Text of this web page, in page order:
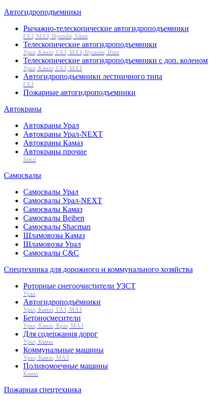
Автогидроподъемники
Рычажно-телескопические автогидроподъемники
ГАЗ, МАЗ, Hyundai, Silant
Телескопические автогидроподъемники
Урал, Камаз, ГАЗ, МАЗ, Hyundai, Hino
Телескопические автогидроподъемники с доп. коленом
Урал, Камаз, ГАЗ, МАЗ
Автогидроподъемники лестничного типа
ГАЗ
Пожарные автогидроподъемники
Автокраны
Автокраны Урал
Автокраны Урал-NEXT
Автокраны Камаз
Автокраны прочие
Iveco
Самосвалы
Самосвалы Урал
Самосвалы Урал-NEXT
Самосвалы Камаз
Самосвалы Beiben
Самосвалы Shacman
Шламовозы Камаз
Шламовозы Урал
Самосвалы C&C
Спецтехника для дорожного и коммунального хозяйства
Роторные снегоочистители УЗСТ
Урал
Автогидроподъёмники
Урал, Камаз, ГАЗ, МАЗ
Бетоносмесители
Урал, Камаз, Краз, МАЗ
Для содержания дорог
Урал, Камаз
Коммунальные машины
Урал, Камаз, МАЗ
Поливомоечные машины
Камаз
Пожарная спецтехника